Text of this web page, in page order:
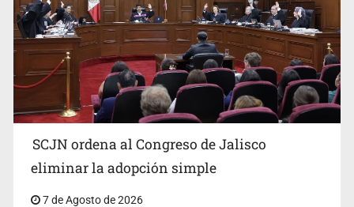
Fiscalía exhuma 126 cuerpos de 32 fosas
SCJN ordena al Congreso de Jalisco
eliminar la adopción simple
7 de Agosto de 2026